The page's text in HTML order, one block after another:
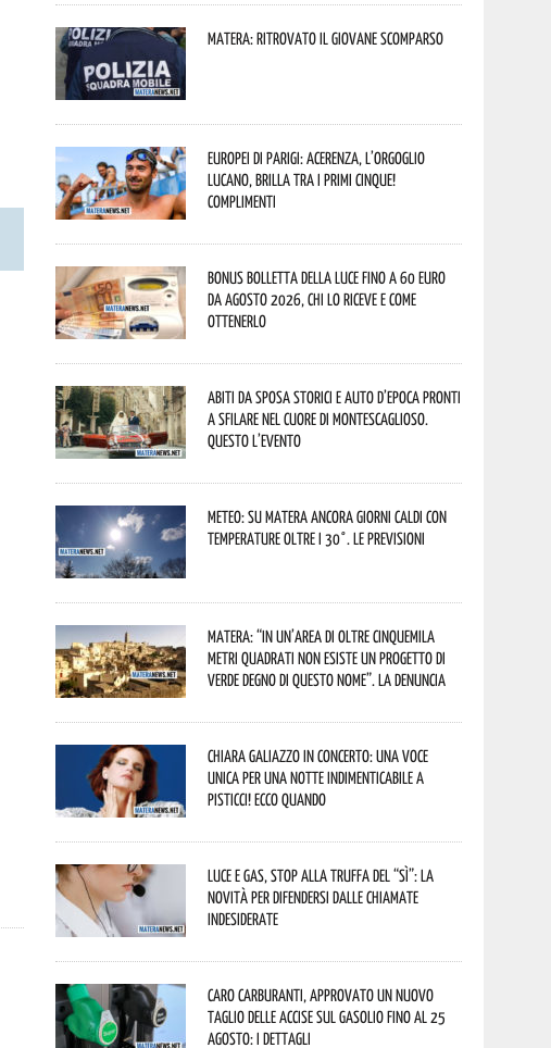
Matera: ritrovato il giovane scomparso
Europei di Parigi: Acerenza, l’orgoglio
lucano, brilla tra i primi cinque!
Complimenti
Bonus bolletta della luce fino a 60 euro
da agosto 2026, chi lo riceve e come
ottenerlo
Abiti da sposa storici e auto d’epoca pronti
a sfilare nel cuore di Montescaglioso.
Questo l’evento
Meteo: su Matera ancora giorni caldi con
temperature oltre i 30°. Le previsioni
Matera: “In un’area di oltre cinquemila
metri quadrati non esiste un progetto di
verde degno di questo nome”. La denuncia
Chiara Galiazzo in concerto: una voce
unica per una notte indimenticabile a
Pisticci! Ecco quando
Luce e gas, stop alla truffa del “Sì”: la
novità per difendersi dalle chiamate
indesiderate
Caro carburanti, approvato un nuovo
taglio delle accise sul gasolio fino al 25
agosto: i dettagli